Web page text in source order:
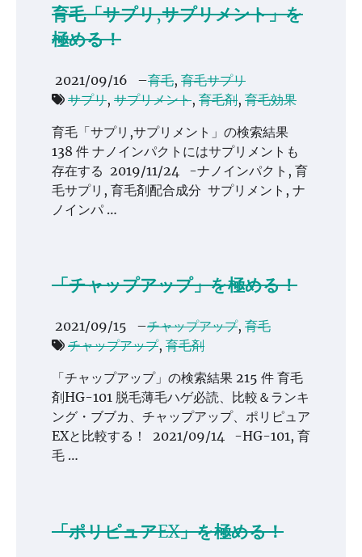
育毛「サプリ,サプリメント」を
極める！
2021/09/16 –育毛, 育毛サプリ
サプリ, サプリメント, 育毛剤, 育毛効果
育毛「サプリ,サプリメント」の検索結果
138 件 ナノインパクトにはサプリメントも
存在する 2019/11/24 -ナノインパクト, 育
毛サプリ, 育毛剤配合成分 サプリメント, ナ
ノインパ …
「チャップアップ」を極める！
2021/09/15 –チャップアップ, 育毛
チャップアップ, 育毛剤
「チャップアップ」の検索結果 215 件 育毛
剤HG-101 脱毛薄毛ハゲ必読、比較＆ランキ
ング・ブブカ、チャップアップ、ポリピュア
EXと比較する！ 2021/09/14 -HG-101, 育
毛 …
「ポリピュアEX」を極める！